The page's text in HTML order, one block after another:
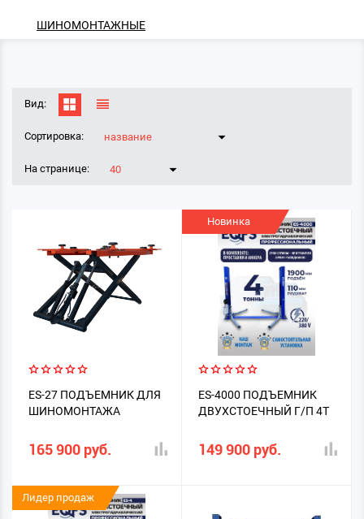
ШИНОМОНТАЖНЫЕ
Вид:
Сортировка: название
На странице: 40
ES-27 ПОДЪЕМНИК ДЛЯ
ШИНОМОНТАЖА
165 900 руб.
ES-4000 ПОДЪЕМНИК
ДВУХСТОЕЧНЫЙ Г/П 4Т
149 900 руб.
Новинка
Лидер продаж